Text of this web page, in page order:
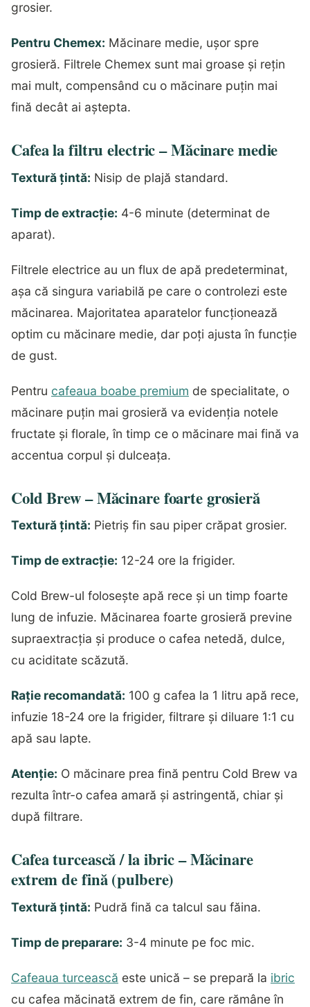
grosier.
Pentru Chemex: Măcinare medie, ușor spre
grosieră. Filtrele Chemex sunt mai groase și rețin
mai mult, compensând cu o măcinare puțin mai
fină decât ai aștepta.
Cafea la filtru electric – Măcinare medie
Textură țintă: Nisip de plajă standard.
Timp de extracție: 4-6 minute (determinat de
aparat).
Filtrele electrice au un flux de apă predeterminat,
așa că singura variabilă pe care o controlezi este
măcinarea. Majoritatea aparatelor funcționează
optim cu măcinare medie, dar poți ajusta în funcție
de gust.
Pentru cafeaua boabe premium de specialitate, o
măcinare puțin mai grosieră va evidenția notele
fructate și florale, în timp ce o măcinare mai fină va
accentua corpul și dulceața.
Cold Brew – Măcinare foarte grosieră
Textură țintă: Pietriș fin sau piper crăpat grosier.
Timp de extracție: 12-24 ore la frigider.
Cold Brew-ul folosește apă rece și un timp foarte
lung de infuzie. Măcinarea foarte grosieră previne
supraextracția și produce o cafea netedă, dulce,
cu aciditate scăzută.
Rație recomandată: 100 g cafea la 1 litru apă rece,
infuzie 18-24 ore la frigider, filtrare și diluare 1:1 cu
apă sau lapte.
Atenție: O măcinare prea fină pentru Cold Brew va
rezulta într-o cafea amară și astringentă, chiar și
după filtrare.
Cafea turcească / la ibric – Măcinare
extrem de fină (pulbere)
Textură țintă: Pudră fină ca talcul sau făina.
Timp de preparare: 3-4 minute pe foc mic.
Cafeaua turcească este unică – se prepară la ibric
cu cafea măcinată extrem de fin, care rămâne în